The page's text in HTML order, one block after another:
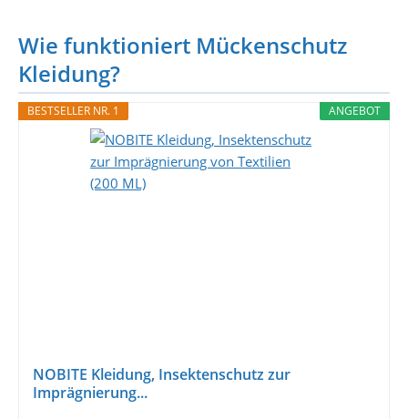
Wie funktioniert Mückenschutz
Kleidung?
ANGEBOT
BESTSELLER NR. 1
NOBITE Kleidung, Insektenschutz zur
Imprägnierung...